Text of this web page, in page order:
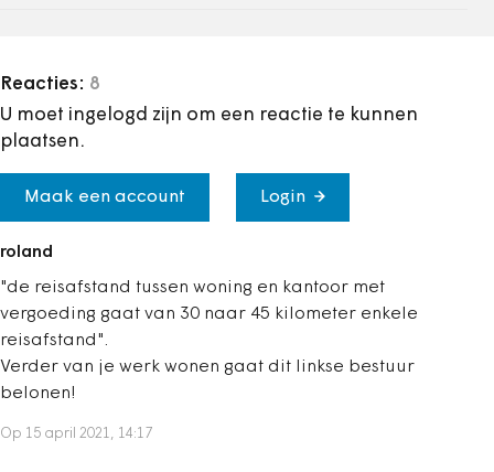
Reacties: 8
U moet ingelogd zijn om een reactie te kunnen
plaatsen.
Maak een account Login
roland
"de reisafstand tussen woning en kantoor met
vergoeding gaat van 30 naar 45 kilometer enkele
reisafstand".
Verder van je werk wonen gaat dit linkse bestuur
belonen!
Op 15 april 2021, 14:17